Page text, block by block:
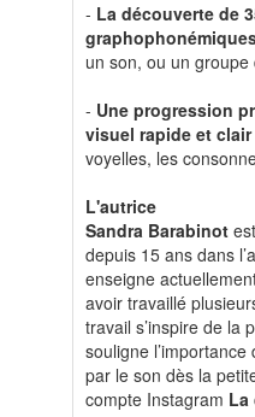
- La découverte de
un son, ou un
- Une progression
visuel rapide et clair
voyelles, les
L'autrice
Sandra Barabinot
depuis 15 ans dans
enseigne
avoir travaillé
travail s’inspire de la
souligne
par le son dès la
compte Instagram La